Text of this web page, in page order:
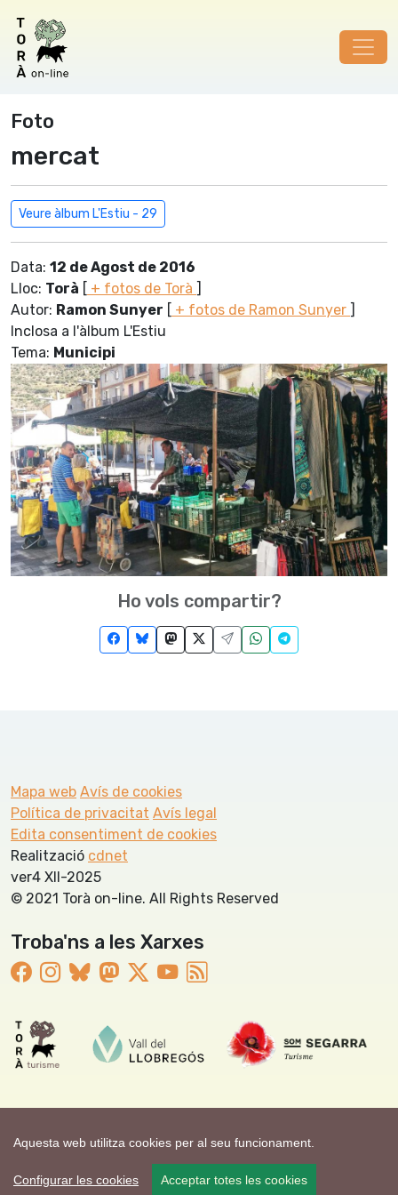
Aquesta web utilitza cookies per al seu funcionament.
Configurar les cookies Acceptar totes les cookies
Foto
mercat
Veure àlbum L'Estiu - 29
Data: 12 de Agost de 2016
Lloc: Torà [ + fotos de Torà ]
Autor: Ramon Sunyer [ + fotos de Ramon Sunyer ]
Inclosa a l'àlbum L'Estiu
Tema: Municipi
Ho vols compartir?
Mapa web Avís de cookies
Política de privacitat Avís legal
Edita consentiment de cookies
Realització cdnet
ver4 XII-2025
© 2021 Torà on-line. All Rights Reserved
Troba'ns a les Xarxes